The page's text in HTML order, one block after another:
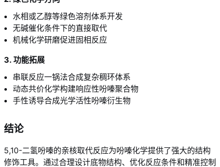
水相或乙醇等绿色溶剂体系开发
无碱催化条件下的直接取代
机械化学研磨促进固相反应
3. 功能拓展
串联反应一锅法合成复杂稠环体系
动态共价化学构建响应性吩嗪聚合物
手性诱导合成光学活性吩嗪衍生物
结论
5,10-二氢吩嗪的亲核取代反应为吩嗪化学提供了强大的结构
修饰工具。通过合理设计底物结构、优化反应条件和精准控制